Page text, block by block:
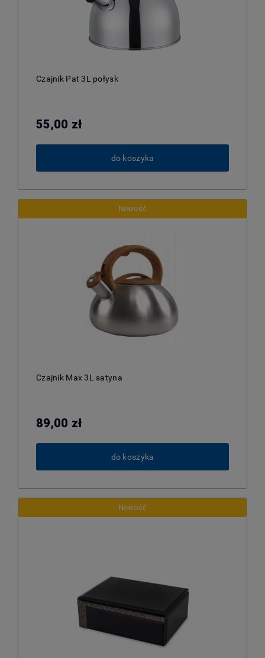
Czajnik Pat 3L połysk
55,00 zł
do koszyka
Czajnik Max 3L satyna
89,00 zł
do koszyka
Nowość
Nowość